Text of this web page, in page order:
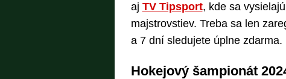
aj TV Tipsport, kde sa
majstrovstiev. Treba sa len
a 7 dní sledujete úplne zdarma.
Hokejový šampionát